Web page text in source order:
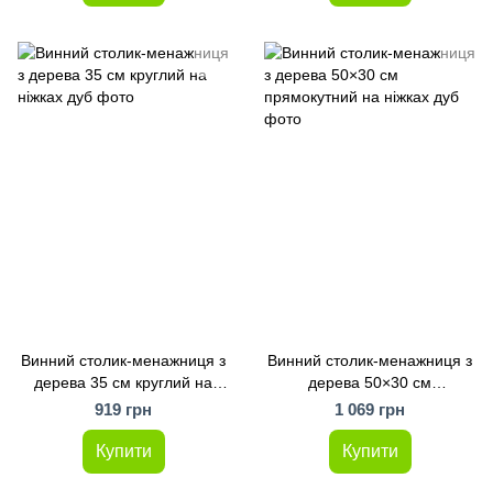
Винний столик-менажниця з
дерева 35 см круглий на
ніжках дуб
919 грн
Купити
Винний столик-менажниця з
дерева 50×30 см
прямокутний на ніжках дуб
1 069 грн
Купити